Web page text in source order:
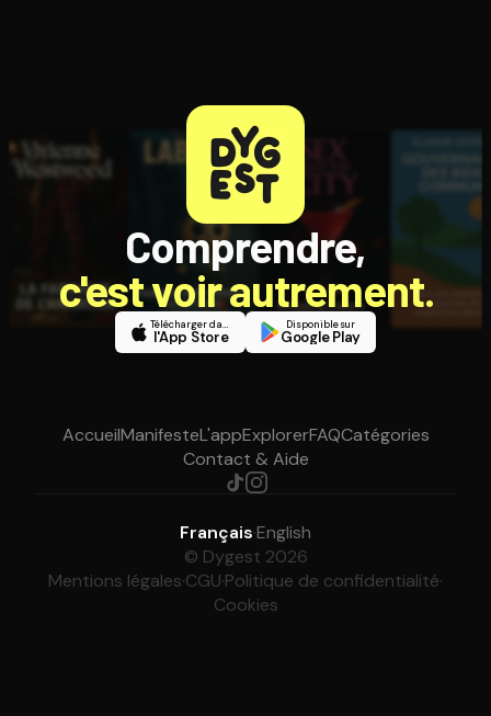
Comprendre,
c'est voir autrement.
Télécharger dans
l'App Store
Disponible sur
Google Play
AccueilManifesteL'appExplorerFAQCatégories
Contact & Aide
Français·English
© Dygest 2026
Mentions légales·CGU·Politique de confidentialité·
Cookies